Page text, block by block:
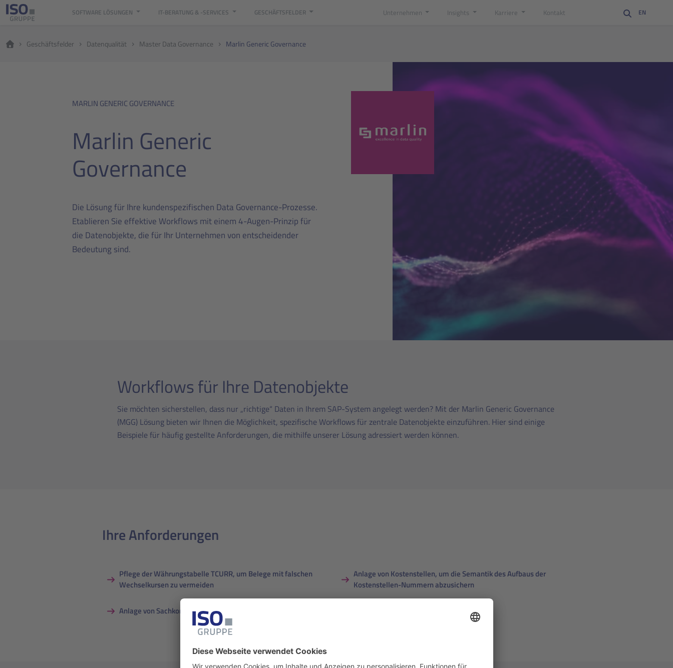
SOFTWARE LÖSUNGEN IT-BERATUNG & -SERVICES GESCHÄFTSFELDER Unternehmen Insights Karriere Kontakt EN
Geschäftsfelder Datenqualität Master Data Governance Marlin Generic Governance
MARLIN GENERIC GOVERNANCE
Marlin Generic
Governance
Die Lösung für Ihre kundenspezifischen Data Governance-Prozesse.
Etablieren Sie effektive Workflows mit einem 4-Augen-Prinzip für
die Datenobjekte, die für Ihr Unternehmen von entscheidender
Bedeutung sind.
Workflows für Ihre Datenobjekte
Sie möchten sicherstellen, dass nur „richtige“ Daten in Ihrem SAP-System angelegt werden? Mit der Marlin Generic Governance
(MGG) Lösung bieten wir Ihnen die Möglichkeit, spezifische Workflows für zentrale Datenobjekte einzuführen. Hier sind einige
Beispiele für häufig gestellte Anforderungen, die mithilfe unserer Lösung adressiert werden können.
Ihre Anforderungen
Pflege der Währungstabelle TCURR, um Belege mit falschen
Wechselkursen zu vermeiden
Anlage von Kostenstellen, um die Semantik des Aufbaus der
Kostenstellen-Nummern abzusichern
Anlage von Sachkonten